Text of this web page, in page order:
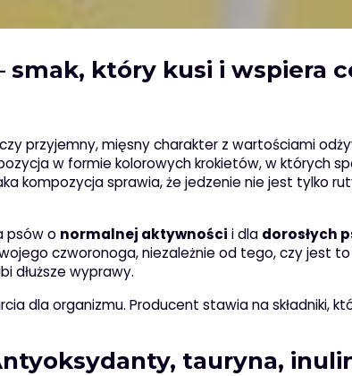
smak, który kusi i wspiera
przyjemny, mięsny charakter z wartościami
w formie kolorowych krokietów, w których
kompozycja sprawia, że jedzenie nie jest tylko
psów o normalnej aktywności i dla dorosłych
czworonoga, niezależnie od tego, czy jest
dłuższe wyprawy.
dla organizmu. Producent stawia na składniki,
tauryna,